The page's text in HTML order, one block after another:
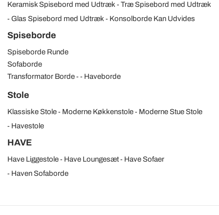
Keramisk Spisebord med Udtræk
Træ Spisebord med Udtræk
Glas Spisebord med Udtræk
Konsolborde Kan Udvides
Spiseborde
Spiseborde Runde
Sofaborde
Transformator Borde
Haveborde
Stole
Klassiske Stole Moderne Køkkenstole
Moderne Stue Stole
Havestole
HAVE
Have Liggestole Have Loungesæt
Have Sofaer
Haven Sofaborde